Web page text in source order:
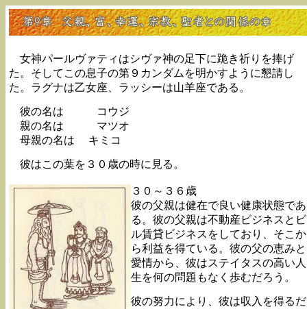
女神パールヴァティはシヴァ神の足下に跪き祈りを捧げ
た。そしてこの息子の第９カンダムを明かすように懇請し
た。ラグナは乙女座、ラッシーは山羊座である。
彼の名は コウジ
親の名は マツオ
母親の名は キミコ
彼はこの葉を３０歳の時に見る。
３０～３６歳
彼の父親は健在で良い健康状態であ
る。彼の父親は不動産ビジネスとビ
ル賃貸ビジネスをしており、そこか
ら利益を得ている。彼の父の恵みと
愛情から、彼はステイタスの高い人
生を何の問題もなく歩むだろう。
彼の努力により、彼は収入を得るだ